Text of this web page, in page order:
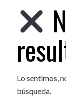
Lo sentimos,
búsqueda.